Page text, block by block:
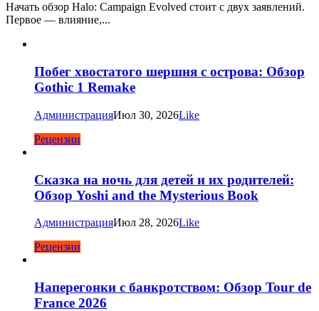
Начать обзор Halo: Campaign Evolved стоит с двух заявлений.
Первое — влияние,...
Побег хвостатого шершня с острова: Обзор
Gothic 1 Remake
АдминистрацияИюл 30, 2026Like
Рецензии
Сказка на ночь для детей и их родителей:
Обзор Yoshi and the Mysterious Book
АдминистрацияИюл 28, 2026Like
Рецензии
Наперегонки с банкротством: Обзор Tour de
France 2026